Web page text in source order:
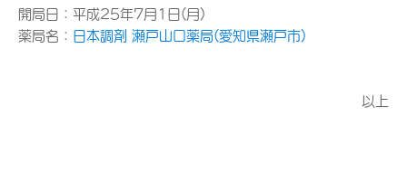
開局日：平成25年7月1日(月)
薬局名： 日本調剤 瀬戸山口薬局(愛知県瀬戸市)
以上